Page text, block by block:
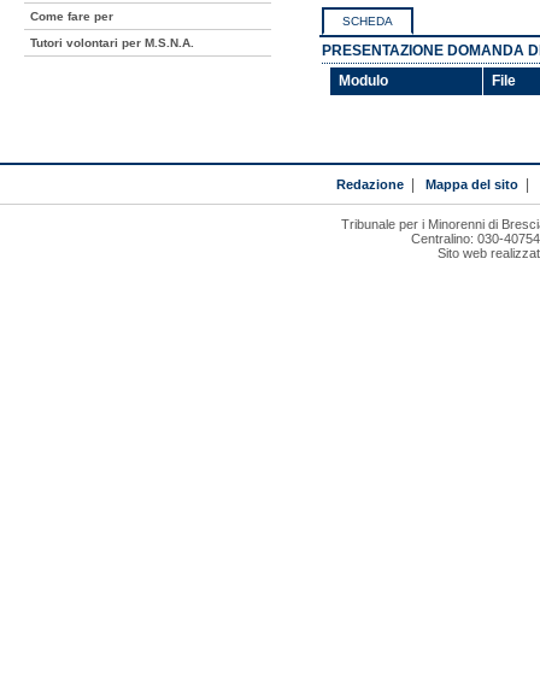
SCHEDA
PRESENTAZIONE DOMANDA
Modulo File
Come fare per
Tutori volontari per M.S.N.A.
Redazione Mappa del sito
Tribunale per i Minorenni di
Centralino: 030-
Sito web